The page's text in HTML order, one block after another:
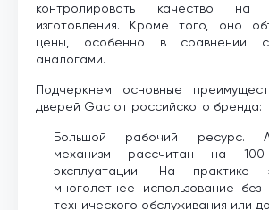
контролировать качество на
изготовления. Кроме того, оно
цены, особенно в сравнении с
аналогами.
Подчеркнем основные
дверей Gac от российского бренда:
Большой рабочий ресурс.
механизм рассчитан на
эксплуатации. На практике
многолетнее использование без
технического обслуживания или